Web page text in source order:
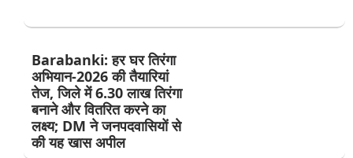
Barabanki: हर घर तिरंगा
अभियान-2026 की तैयारियां
तेज, जिले में 6.30 लाख तिरंगा
बनाने और वितरित करने का
लक्ष्य; DM ने जनपदवासियों से
की यह खास अपील